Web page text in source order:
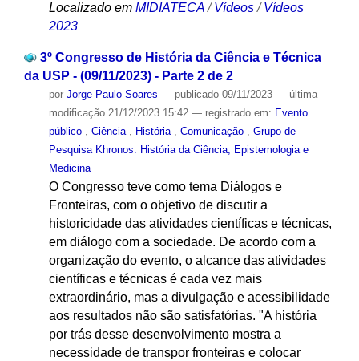
Localizado em MIDIATECA /Vídeos /Vídeos
2023
3º Congresso de História da Ciência e Técnica
da USP - (09/11/2023) - Parte 2 de 2
por Jorge Paulo Soares — publicado09/11/2023 — última
modificação21/12/2023 15:42 — registrado em: Evento
público , Ciência , História , Comunicação , Grupo de
Pesquisa Khronos: História da Ciência, Epistemologia e
Medicina
O Congresso teve como tema Diálogos e
Fronteiras, com o objetivo de discutir a
historicidade das atividades científicas e técnicas,
em diálogo com a sociedade. De acordo com a
organização do evento, o alcance das atividades
científicas e técnicas é cada vez mais
extraordinário, mas a divulgação e acessibilidade
aos resultados não são satisfatórias. "A história
por trás desse desenvolvimento mostra a
necessidade de transpor fronteiras e colocar